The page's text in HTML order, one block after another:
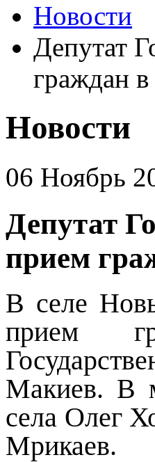
Новости
Депутат
граждан
Новости
06 Ноябрь
Депутат
прием
В селе
прием
Макиев. В
села Олег
Мрикаев.